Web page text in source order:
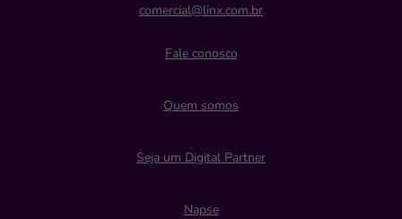
comercial@linx.com.br
Fale conosco
Quem somos
Seja um Digital Partner
Napse